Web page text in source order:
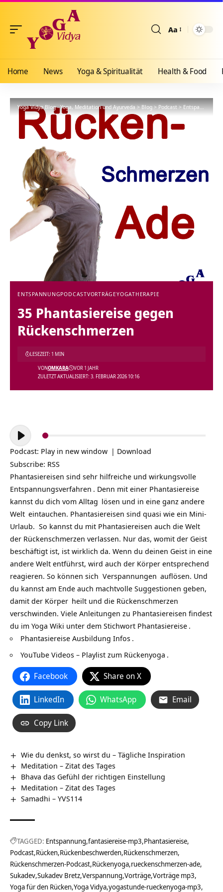
Aa
Home News Yoga & Spiritualität Health & Food
Yoga Vidya Blog - Yoga, Meditation und Ayurveda>Blog>Podcast>Entspannung
ENTSPANNUNGPODCASTVORTRÄGEYOGATHERAPIE
35 Phantasiereise gegen
Rückenschmerzen
ZULETZT AKTUALISIERT: 3. FEBRUAR 2026 10:16
VONOMKARA VOR 1 JAHR
LESEZEIT: 1 MIN
Audio-
Player
Podcast: Play in new window | Download
Subscribe: RSS
Phantasiereisen sind sehr hilfreiche und wirkungsvolle
Entspannungsverfahren . Denn mit einer Phantasiereise
kannst du dich vom Alltag lösen und in eine ganz andere
Welt eintauchen. Phantasiereisen sind quasi wie ein Mini-
Urlaub. So kannst du mit Phantasiereisen auch die Welt
der Rückenschmerzen verlassen. Nur das, womit der Geist
beschäftigt ist, ist wirklich da. Wenn du deinen Geist in eine
andere Welt entführst, wird auch der Körper entsprechend
reagieren. So können sich Verspannungen auflösen. Und
du kannst am Ende auch machtvolle Suggestionen geben,
damit der Körper heilt und die Rückenschmerzen
verschwinden. Viele Anleitungen zu Phantasiereisen findest
du im Yoga Wiki unter dem Stichwort Phantasiereise .
Phantasiereise Ausbildung Infos .
YouTube Videos – Playlist zum Rückenyoga .
Facebook Share on X
LinkedIn WhatsApp Email
Copy Link
Wie du denkst, so wirst du – Tägliche Inspiration
Meditation – Zitat des Tages
Bhava das Gefühl der richtigen Einstellung
Meditation – Zitat des Tages
Samadhi – YVS114
TAGGED: Entspannung fantasiereise-mp3 Phantasiereise
Podcast Rücken Rückenbeschwerden Rückenschmerzen
Rückenschmerzen-Podcast Rückenyoga rueckenschmerzen-ade
Sukadev Sukadev Bretz Verspannung Vorträge Vorträge mp3
Yoga für den Rücken Yoga Vidya yogastunde-rueckenyoga-mp3